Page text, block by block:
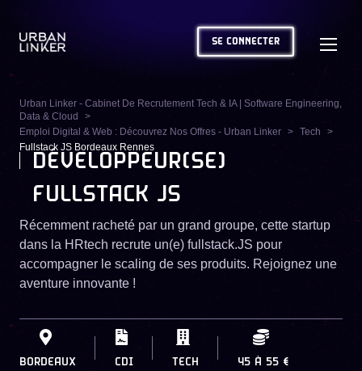
SE CONNECTER
Urban Linker - Cabinet De Recrutement Tech & IA | Software Engineering,
Data & Cloud
Emploi Digital & Web : Découvrez Nos Offres - Urban Linker
Tech
Fullstack JS Bordeaux Rennes
DÉVELOPPEUR(SE)
FULLSTACK JS
Récemment racheté par un grand groupe, cette startup
dans la HRtech recrute un(e) fullstack.JS pour
accompagner le scaling de ses produits. Rejoignez une
aventure innovante !
BORDEAUX CDI TECH 45 À 55 €